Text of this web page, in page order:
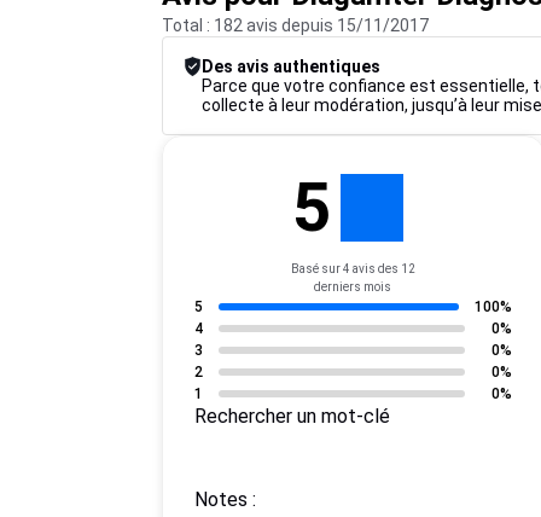
Total : 182 avis depuis 15/11/2017
Des avis authentiques
Parce que votre confiance est essentielle,
collecte à leur modération, jusqu’à leur
5
Basé sur 4 avis des 12
derniers mois
5
100%
4
0%
3
0%
2
0%
1
0%
Rechercher un mot-clé
Notes :